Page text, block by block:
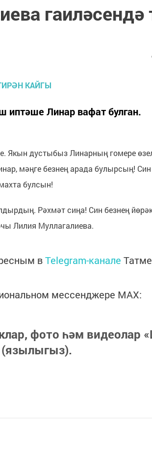
гаиләсендә
Линар вафат булган.
Якын дустыбыз Линарның гомере
мәңге безнең арада булырсың! Син
булсын!
Рәхмәт сиңа! Син безнең
Лилия Муллагалиева.
вTelegram-канале
мессенджере MАХ:
фото һәм видеолар
(язылыгыз).